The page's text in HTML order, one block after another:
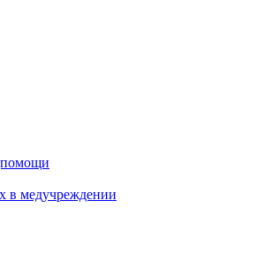
в медучреждении